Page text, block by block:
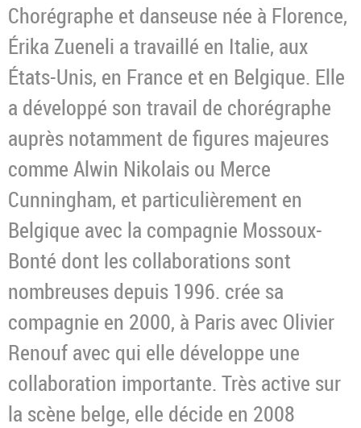
Chorégraphe et danseuse née à Florence,
Érika Zueneli a travaillé en Italie, aux
États-Unis, en France et en Belgique. Elle
a développé son travail de chorégraphe
auprès notamment de figures majeures
comme Alwin Nikolais ou Merce
Cunningham, et particulièrement en
Belgique avec la compagnie Mossoux-
Bonté dont les collaborations sont
nombreuses depuis 1996. crée sa
compagnie en 2000, à Paris avec Olivier
Renouf avec qui elle développe une
collaboration importante. Très active sur
la scène belge, elle décide en 2008